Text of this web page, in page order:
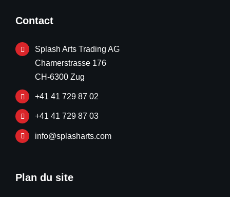
Contact
Splash Arts Trading AG
Chamerstrasse 176
CH-6300 Zug
+41 41 729 87 02
+41 41 729 87 03
info@splasharts.com
Plan du site